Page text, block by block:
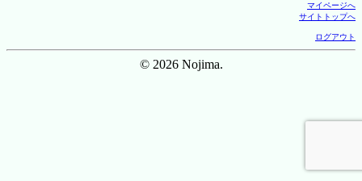
マイページへ
サイトトップへ
ログアウト
© 2026 Nojima.